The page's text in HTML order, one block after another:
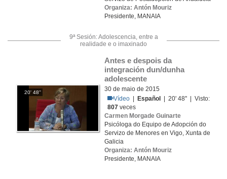
Organiza: Antón Mouriz
Presidente, MANAIA
9ª Sesión: Adolescencia, entre a
realidade e o imaxinado
20' 48''
Antes e despois da
integración dun/dunha
adolescente
30 de maio de 2015
Vídeo
Español
| 20' 48'' | Visto:
807 veces
Carmen Morgade Guinarte
Psicóloga do Equipo de Adopción do
Servizo de Menores en Vigo, Xunta de
Galicia
Organiza: Antón Mouriz
Presidente, MANAIA